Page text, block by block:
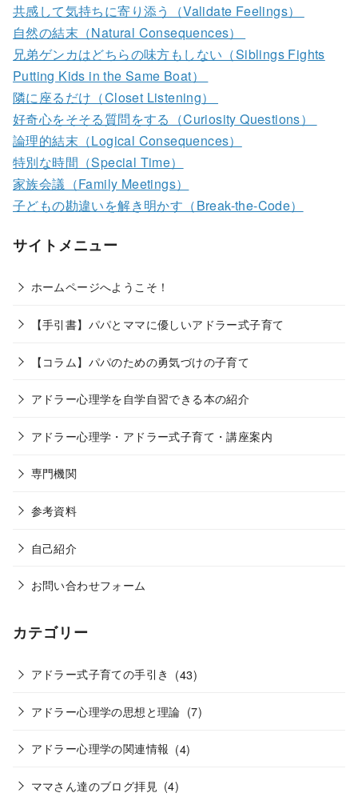
共感して気持ちに寄り添う（Validate Feelings）
自然の結末（Natural Consequences）
兄弟ゲンカはどちらの味方もしない（Siblings Fights
Putting Kids in the Same Boat）
隣に座るだけ（Closet Listening）
好奇心をそそる質問をする（Curiosity Questions）
論理的結末（Logical Consequences）
特別な時間（Special Time）
家族会議（Family Meetings）
子どもの勘違いを解き明かす（Break-the-Code）
サイトメニュー
ホームページへようこそ！
【手引書】パパとママに優しいアドラー式子育て
【コラム】パパのための勇気づけの子育て
アドラー心理学を自学自習できる本の紹介
アドラー心理学・アドラー式子育て・講座案内
専門機関
参考資料
自己紹介
お問い合わせフォーム
カテゴリー
アドラー式子育ての手引き (43)
アドラー心理学の思想と理論 (7)
アドラー心理学の関連情報 (4)
ママさん達のブログ拝見 (4)